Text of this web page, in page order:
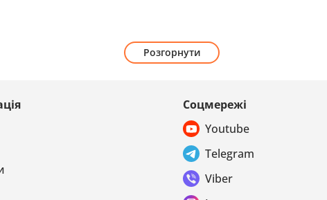
Розгорнути
Соцмережі
Youtube
Telegram
Viber